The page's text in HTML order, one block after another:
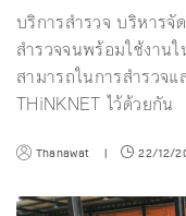
บริการสำรวจ บริหาร
สำรวจจนพร้อมใช้งา
สามารถในการสำรวจ
THiNKNET ไว้ด้วยกัน
Thanawat | 22/12/